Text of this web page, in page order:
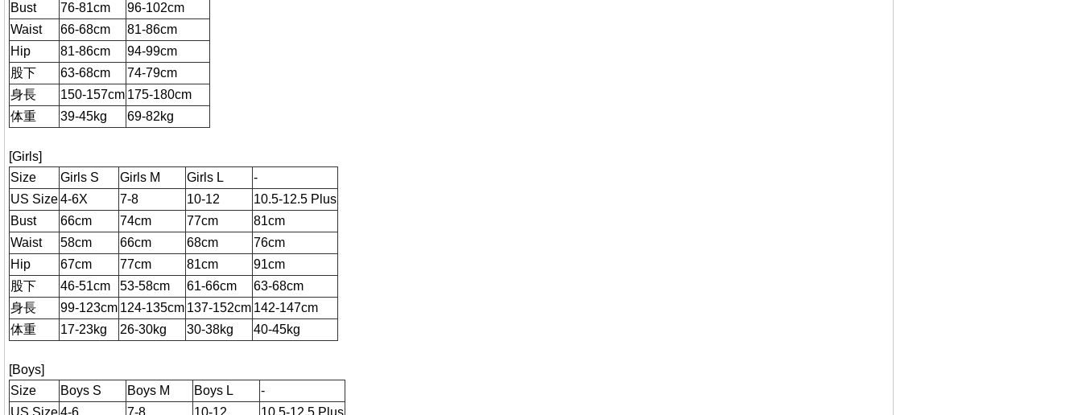
Bust
76-81cm
96-102cm
Waist
66-68cm
81-86cm
Hip
81-86cm
94-99cm
股下
63-68cm
74-79cm
身長
150-157cm 175-180cm
体重
39-45kg 69-82kg
[Girls]
Size
Girls S Girls M Girls L
-
US Size4-6X 7-8 10-12
10.5-12.5 Plus
Bust
66cm 74cm 77cm
81cm
Waist
58cm 66cm 68cm
76cm
Hip
67cm 77cm 81cm
91cm
股下
46-51cm 53-58cm 61-66cm
63-68cm
身長
99-123cm 124-135cm 137-152cm 142-147cm
体重
17-23kg 26-30kg 30-38kg 40-45kg
[Boys]
Size
Boys S Boys M Boys L
-
US Size4-6 7-8 10-12
10.5-12.5 Plus